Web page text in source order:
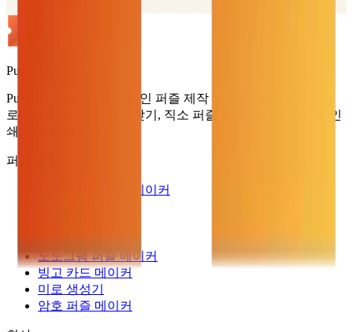
PuzzleGenio
PuzzleGenio는 무료 온라인 퍼즐 제작 도구를 제공합니다. 크
로스워드, 스도쿠, 단어찾기, 직소 퍼즐, 노노그램을 PDF로 인
쇄할 수 있습니다.
퍼즐 도구
크로스워드 퍼즐 메이커
노노그램 퍼즐 메이커
빙고 카드 메이커
미로 생성기
암호 퍼즐 메이커